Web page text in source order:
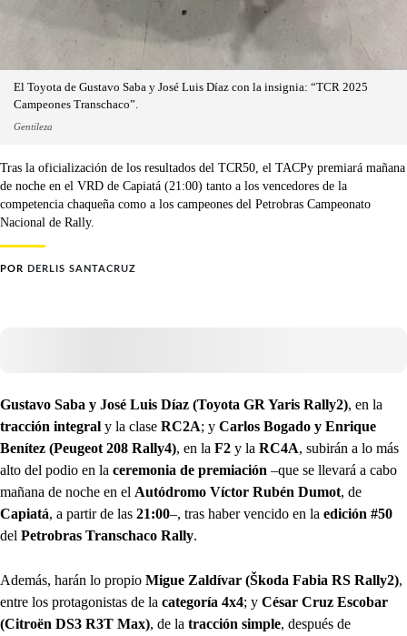
El Toyota de Gustavo Saba y José Luis Díaz con la insignia: “TCR 2025
Campeones Transchaco”.
Gentileza
Tras la oficialización de los resultados del TCR50, el TACPy premiará mañana
de noche en el VRD de Capiatá (21:00) tanto a los vencedores de la
competencia chaqueña como a los campeones del Petrobras Campeonato
Nacional de Rally.
POR DERLIS SANTACRUZ
Gustavo Saba y José Luis Díaz (Toyota GR Yaris Rally2), en la
tracción integral y la clase RC2A; y Carlos Bogado y Enrique
Benítez (Peugeot 208 Rally4), en la F2 y la RC4A, subirán a lo más
alto del podio en la ceremonia de premiación –que se llevará a cabo
mañana de noche en el Autódromo Víctor Rubén Dumot, de
Capiatá, a partir de las 21:00–, tras haber vencido en la edición #50
del Petrobras Transchaco Rally.
Además, harán lo propio Migue Zaldívar (Škoda Fabia RS Rally2),
entre los protagonistas de la categoría 4x4; y César Cruz Escobar
(Citroën DS3 R3T Max), de la tracción simple, después de